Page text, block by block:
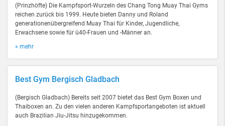
(Prinzhöfte) Die Kampfsport-Wurzeln des Chang Tong Muay Thai Gyms
reichen zurück bis 1999. Heute bieten Danny und Roland
generationenübergreifend Muay Thai für Kinder, Jugendliche,
Erwachsene sowie für ü40-Frauen und -Männer an.
» mehr
Best Gym Bergisch Gladbach
(Bergisch Gladbach) Bereits seit 2007 bietet das Best Gym Boxen und
Thaiboxen an. Zu den vielen anderen Kampfsportangeboten ist aktuell
auch Brazilian Jiu-Jitsu hinzugekommen.